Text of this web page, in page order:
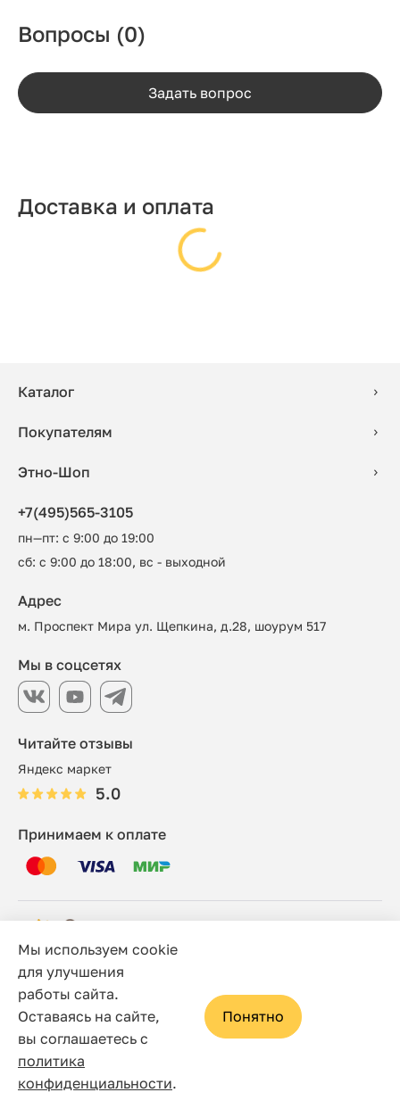
Вопросы (0)
Задать вопрос
Доставка и оплата
Каталог
Покупателям
Этно-Шоп
+7(495)565-3105
пн—пт: с 9:00 до 19:00
сб: с 9:00 до 18:00, вс - выходной
Читайте отзывы
Яндекс маркет
5.0
Адрес
м. Проспект Мира ул. Щепкина, д.28, шоурум 517
Принимаем к оплате
Мы в соцсетях
© 2006 - 2026 Этно-шоп, Интернет-магазин
Политика конфиденциальности
Сайт носит исключительно информационный характер, и
ни при каких условиях не является публичной офертой,
определяемой положениями статьи 437(2) Гражданского
кодекса Российской Федерации
Мы используем cookie
для улучшения
работы сайта.
Оставаясь на сайте,
вы соглашаетесь с
политика
конфиденциальности.
Понятно